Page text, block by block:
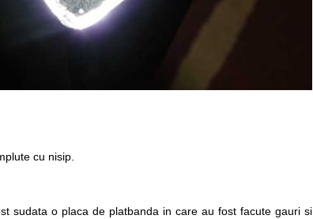
cu nisip.
sudata o placa de platbanda in care au fost facute gauri si